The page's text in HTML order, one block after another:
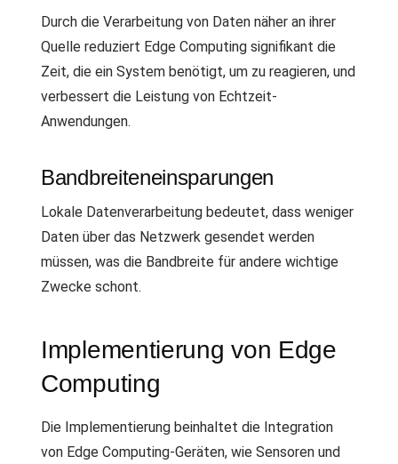
Durch die Verarbeitung von Daten näher an ihrer
Quelle reduziert Edge Computing signifikant die
Zeit, die ein System benötigt, um zu reagieren, und
verbessert die Leistung von Echtzeit-
Anwendungen.
Bandbreiteneinsparungen
Lokale Datenverarbeitung bedeutet, dass weniger
Daten über das Netzwerk gesendet werden
müssen, was die Bandbreite für andere wichtige
Zwecke schont.
Implementierung von Edge
Computing
Die Implementierung beinhaltet die Integration
von Edge Computing-Geräten, wie Sensoren und